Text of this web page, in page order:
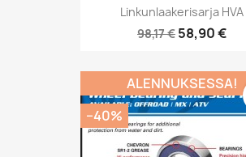
Linkunlaakerisarja HVA
98,17 € 58,90 €
ALENNUKSESSA!
−40%